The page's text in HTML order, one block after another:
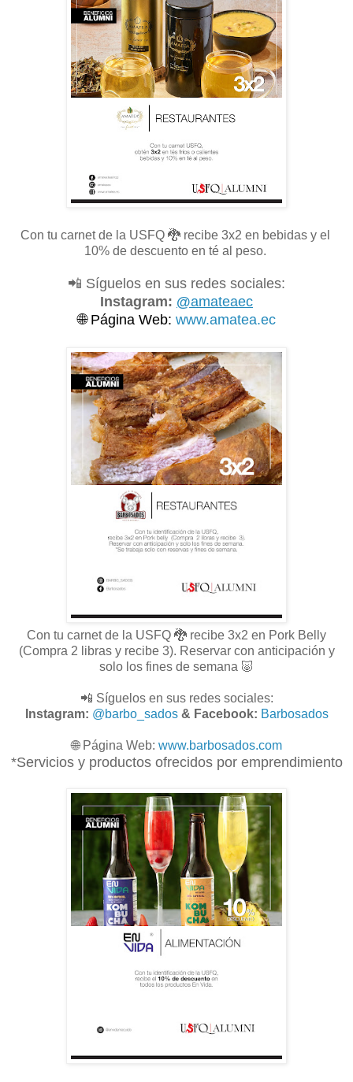
Con tu carnet de la USFQ 🐉 recibe 3x2 en bebidas y el
10% de descuento en té al peso.
📲 Síguelos en sus redes sociales:
Instagram: @amateaec
🌐 Página Web: www.amatea.ec
Con tu carnet de la USFQ 🐉 recibe 3x2 en Pork Belly
(Compra 2 libras y recibe 3). Reservar con anticipación y
solo los fines de semana 🐷
📲 Síguelos en sus redes sociales:
Instagram: @barbo_sados& Facebook: Barbosados
🌐 Página Web: www.barbosados.com
*Servicios y productos ofrecidos por emprendimiento